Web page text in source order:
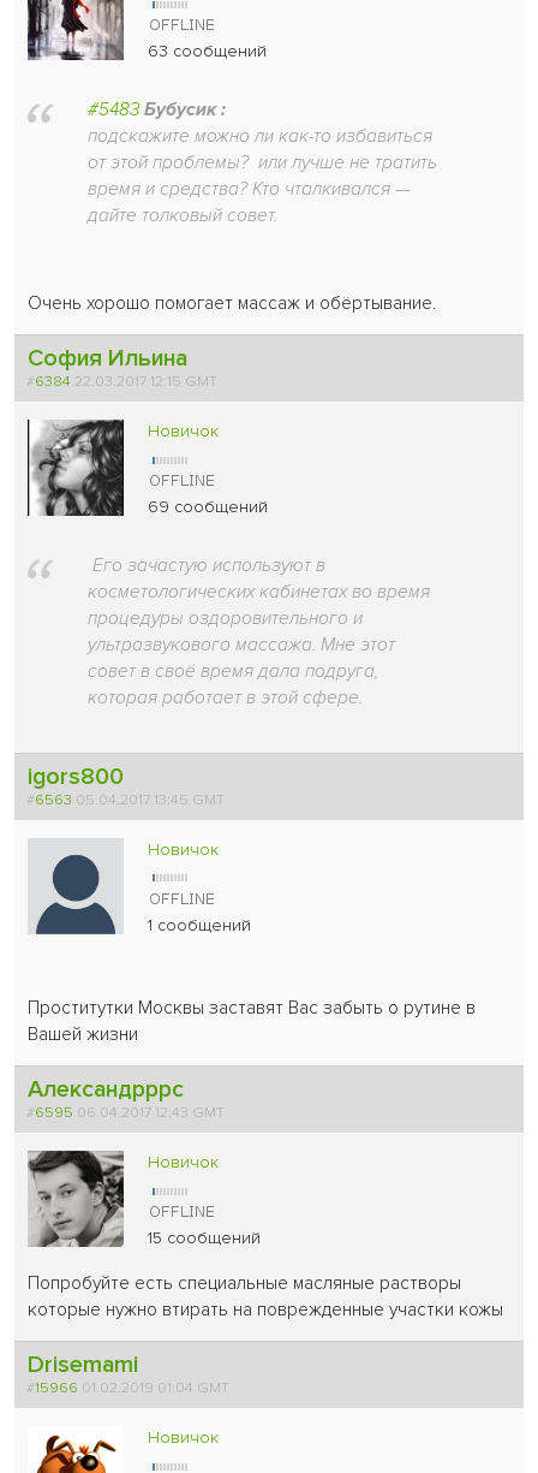
63 сообщений
#5483 Бубусик :
подскажите можно ли как-то избавиться
от этой проблемы? или лучше не тратить
время и средства? Кто чталкивался —
дайте толковый совет.
Очень хорошо помогает массаж и обёртывание.
София Ильина
#6384 22.03.2017 12:15 GMT
Новичок
69 сообщений
Его зачастую используют в
косметологических кабинетах во время
процедуры оздоровительного и
ультразвукового массажа. Мне этот
совет в своё время дала подруга,
которая работает в этой сфере.
igors800
#6563 05.04.2017 13:45 GMT
Новичок
1 сообщений
Проститутки Москвы заставят Вас забыть о рутине в
Вашей жизни
Александрррс
#6595 06.04.2017 12:43 GMT
Новичок
15 сообщений
Попробуйте есть специальные масляные растворы
которые нужно втирать на поврежденные участки кожы
Drisemami
#15966 01.02.2019 01:04 GMT
Новичок